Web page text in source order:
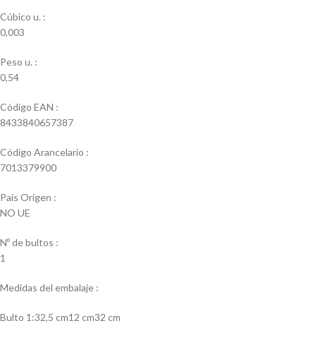
Cúbico u. :
0,003
Peso u. :
0,54
Código EAN :
8433840657387
Código Arancelario :
7013379900
País Origen :
NO UE
Nº de bultos :
1
Medidas del embalaje :
Bulto 1:32,5 cm12 cm32 cm